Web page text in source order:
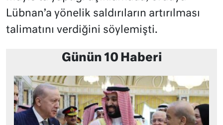
Lübnan’a yönelik saldırıların artırılması
talimatını verdiğini söylemişti.
Günün 10 Haberi